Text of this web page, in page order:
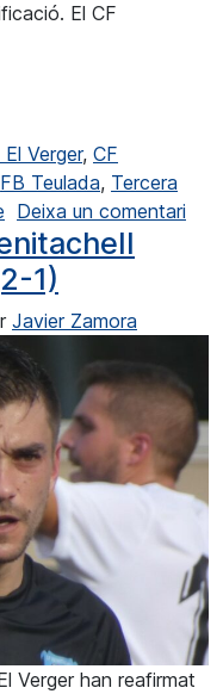
El CF
El Verger, CF
FB Teulada, Tercera
Deixa un comentari
1)
Javier Zamora
Verger han reafirmat